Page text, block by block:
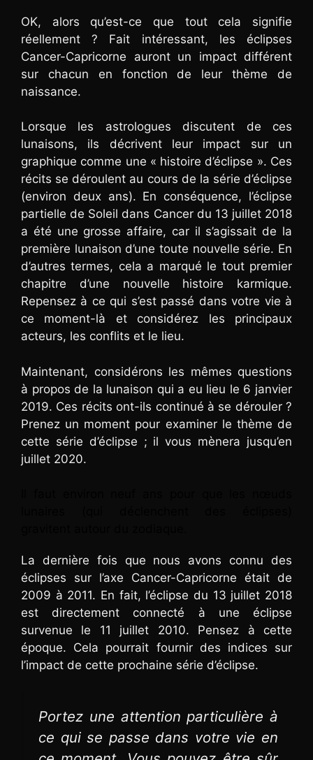
OK, alors qu’est-ce que tout cela signifie
réellement ? Fait intéressant, les éclipses
Cancer-Capricorne auront un impact différent
sur chacun en fonction de leur thème de
naissance.
Lorsque les astrologues discutent de ces
lunaisons, ils décrivent leur impact sur un
graphique comme une « histoire d’éclipse ». Ces
récits se déroulent au cours de la série d’éclipse
(environ deux ans). En conséquence, l’éclipse
partielle de Soleil dans Cancer du 13 juillet 2018
a été une grosse affaire, car il s’agissait de la
première lunaison d’une toute nouvelle série. En
d’autres termes, cela a marqué le tout premier
chapitre d’une nouvelle histoire karmique.
Repensez à ce qui s’est passé dans votre vie à
ce moment-là et considérez les principaux
acteurs, les conflits et le lieu.
Maintenant, considérons les mêmes questions
à propos de la lunaison qui a eu lieu le 6 janvier
2019. Ces récits ont-ils continué à se dérouler ?
Prenez un moment pour examiner le thème de
cette série d’éclipse ; il vous mènera jusqu’en
juillet 2020.
La dernière fois que nous avons connu des
éclipses sur l’axe Cancer-Capricorne était de
2009 à 2011. En fait, l’éclipse du 13 juillet 2018
est directement connecté à une éclipse
survenue le 11 juillet 2010. Pensez à cette
époque. Cela pourrait fournir des indices sur
l’impact de cette prochaine série d’éclipse.
Portez une attention particulière à
ce qui se passe dans votre vie en